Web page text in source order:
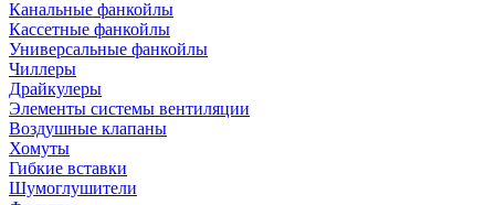
Канальные фанкойлы
Кассетные фанкойлы
Универсальные фанкойлы
Чиллеры
Драйкулеры
Элементы системы вентиляции
Воздушные клапаны
Хомуты
Гибкие вставки
Шумоглушители